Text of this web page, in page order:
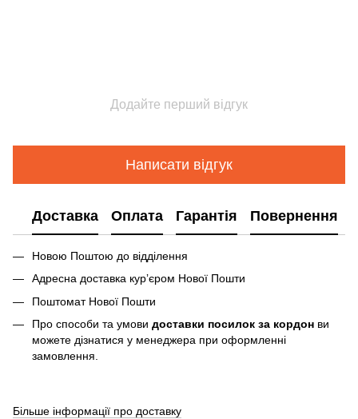
Додайте перший відгук
Написати відгук
Доставка Оплата Гарантія Повернення
Новою Поштою до відділення
Адресна доставка курʼєром Нової Пошти
Поштомат Нової Пошти
Про способи та умови доставки посилок за кордон ви
можете дізнатися у менеджера при оформленні
замовлення.
Більше інформації про доставку